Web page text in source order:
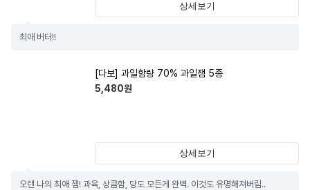
상세보기
최애 버터!!
[다보] 과일함량 70% 과일잼 5종
5,480원
상세보기
오랜 나의 최애 잼! 과육, 상큼함, 당도 모든게 완벽. 이것도 유명해져버림..